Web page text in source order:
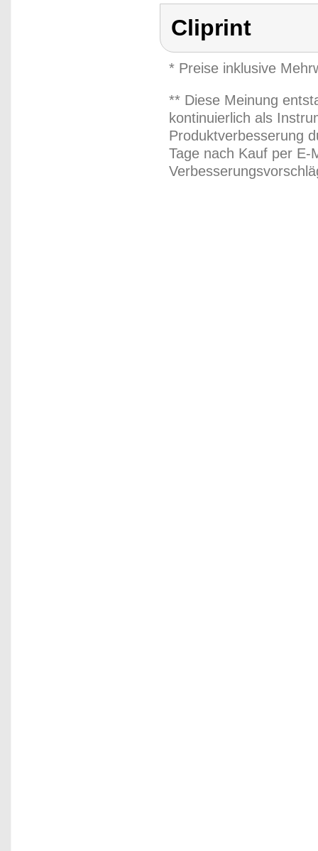
Cliprint
* Preise inklusive
** Diese Meinung
kontinuierlich als
Produktverbesserung
Tage nach Kauf per E-